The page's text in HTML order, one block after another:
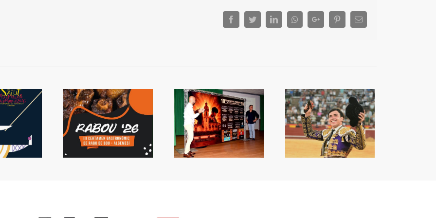
FacebookTwitterLinkedInWhatsappGoogle+ PinterestEmail
tornarà a
Algemesí
Presentada la Setmana
de Bous
La capacitat de Nek
sorprén a València